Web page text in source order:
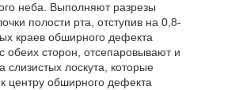
неба. Выполняют разрезы
полости рта, отступив на 0,8-
краев обширного дефекта
обеих сторон, отсепаровывают и
слизистых лоскута, которые
центру обширного дефекта